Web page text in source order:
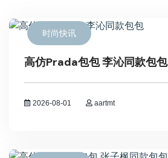
时尚快讯
高仿Prada包包 李沁同款包包
2026-08-01 aartmt